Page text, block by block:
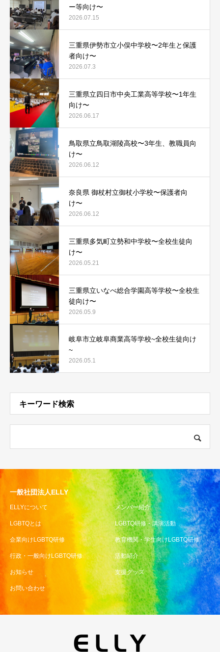
ー等向け〜
2026.07.15
三重県伊勢市立小俣中学校〜2年生と保護
者向け〜
2026.07.3
三重県立四日市中央工業高等学校〜1年生
向け〜
2026.06.17
鳥取県立鳥取湖陵高校〜3年生、教職員向
け〜
2026.06.12
奈良県 御杖村立御杖小学校〜保護者向
け〜
2026.06.12
三重県多気町立勢和中学校〜全校生徒向
け〜
2026.05.21
三重県立いなべ総合学園高等学校〜全校生
徒向け〜
2026.05.9
岐阜市立岐阜商業高等学校~全校生徒向け
~
2026.05.1
キーワード検索
一般社団法人ELLY
ELLYについて メンバー紹介
LGBTQとは LGBTQ研修・講演活動
企業向けLGBTQ研修 教育機関・学生向けLGBTQ研修
行政・一般向けLGBTQ研修 活動紹介
お知らせ 支援グッズ
お問い合わせ